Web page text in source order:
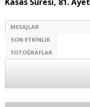
MESAJLAR
SON ETKINLIK
FOTOĞRAFLAR